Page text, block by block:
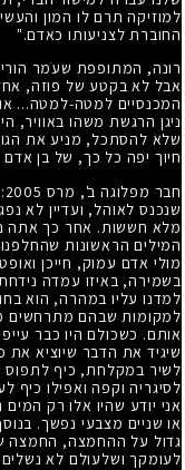
למוזיקה תרם לו המון
החוברת לצניעותו כאדם."
רונה, המתופפת שעֹמר
אבל לא בקטע של פוזה,
המכנסיים למטה-למטה...
ניגן הרגשת משהו באוויר,
שלא להסתכל, מניע את
חיוך יפה כל כך, של בן
שנכנס לאוהל, ועדיין לא
מלא חששות. אחר כך אתה
המילים הראשונות
מולי אדם עמוק, חייכן
בשמירה, באיזו עמדה
למדנו עליו במהרה, הוא
למקומות שבהם מתרחשים
אותם. כשכולם היו כבר
שיגיד את הדבר שיוציא
לשיר במקלחת, כיף לתפוס
לסיגריה וקפה ואפילו
אני יודע שהיו אלו רק המים
או שניים מצבעי נפשך.
גדול על ההחמצה, החמצה
לעומקך ושלעולם לא